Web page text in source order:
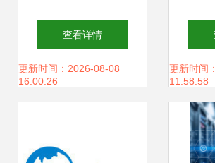
科技开发 青春派如
何吸引项目方投
查看详情
更新时间：2026-08-08
16:00:26
技点
更新时间
11:58:58